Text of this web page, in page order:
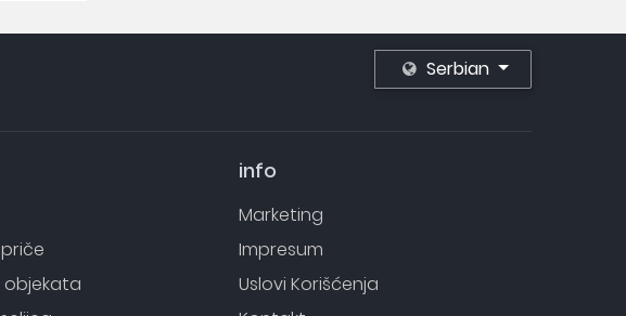
Serbian
objekata
info
Marketing
Impresum
Uslovi Korišćenja